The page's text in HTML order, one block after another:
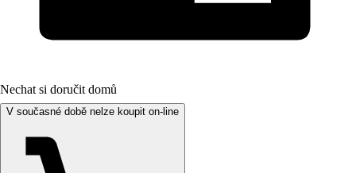
Nechat si doručit domů
V současné době nelze koupit on-line